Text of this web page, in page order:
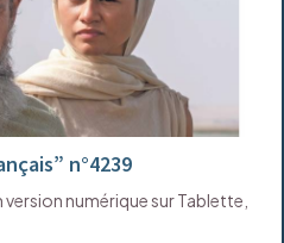
n°4239
version numérique sur Tablette,